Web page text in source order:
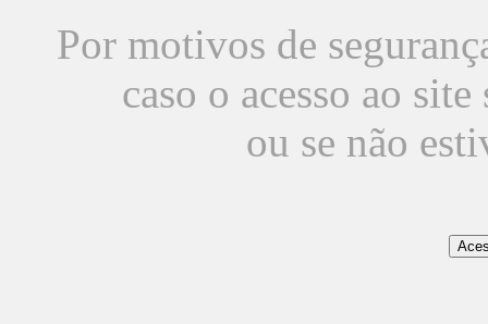
Por motivos de
caso o acesso ao
ou se não